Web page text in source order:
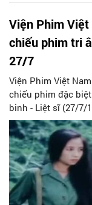
Viện Phim
chiếu phim tri
27/7
Viện Phim Việt
chiếu phim đặc
binh - Liệt sĩ (27/7/
đến hết ngày 29/7/
phường Giảng Võ,
nghĩa nhằm tri ân,
binh, bệnh binh và
không tiếc máu
quốc.